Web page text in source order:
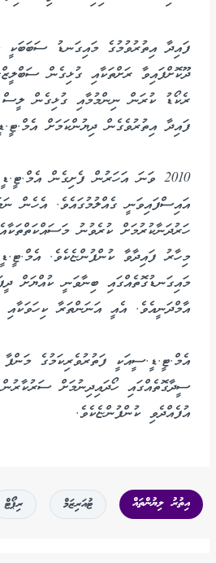
ފައިދާ އިތުރުވުމުގެ މައިގަނޑު ސަބަބަކީ
ދޫކޮށްފައިވާ ރަށްތަކާއި ގުޅިގެން
ރެކޯޑު ކުރަން ނިންމުމާއި ގުޅިގެން
ފައިދާ އިތުރުވެގެން ދިޔުންކަމަށް
2010 ވަނަ އަހަރުން ފެށިގެން
އައިސްފައިވަނީ ގެއްލުމުގައެވެ. އެހެން
ހަރުދަނާކުރުމަށް ކުރެވުނު
މިހާރު ފައިދާވާ ކުންފުންޏެކެވެ.
މައިގަނޑުގޮތެއްގައި ބިނާވަނީ ކުއްޔަށް
އާމްދަނީއެވެ. އެއީ އަނަންތަރާ ކިހަވަކާއި
އެމް.ޓީ.ޑީ.ސީއަކީ ފަތުރުވެރިކަމުގެ
އުފެއްދެވި ކުންފުންޏެކެވެ.
އިތުރު ލިޔުންތައް ޓުއަރިޒަމް ރިޕޯޓް